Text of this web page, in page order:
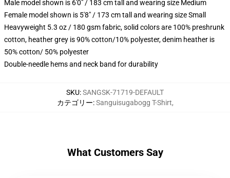
Male model shown is 6'0" / 183 cm tall and wearing size Medium
Female model shown is 5'8" / 173 cm tall and wearing size Small
Heavyweight 5.3 oz / 180 gsm fabric, solid colors are 100% preshrunk
cotton, heather grey is 90% cotton/10% polyester, denim heather is
50% cotton/ 50% polyester
Double-needle hems and neck band for durability
SKU:SANGSK-71719-DEFAULT
カテゴリー:Sanguisugabogg T-Shirt,
What Customers Say